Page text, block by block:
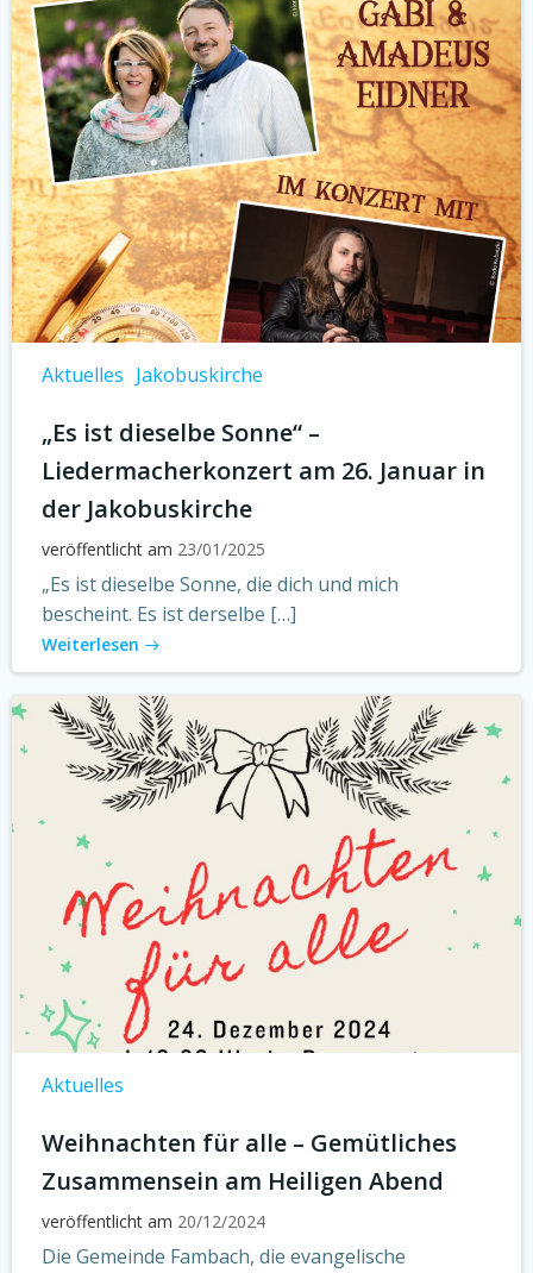
Aktuelles Jakobuskirche
„Es ist dieselbe Sonne“ –
Liedermacherkonzert am 26. Januar in
der Jakobuskirche
veröffentlicht am 23/01/2025
„Es ist dieselbe Sonne, die dich und mich
bescheint. Es ist derselbe […]
Weiterlesen
Aktuelles
Weihnachten für alle – Gemütliches
Zusammensein am Heiligen Abend
veröffentlicht am 20/12/2024
Die Gemeinde Fambach, die evangelische